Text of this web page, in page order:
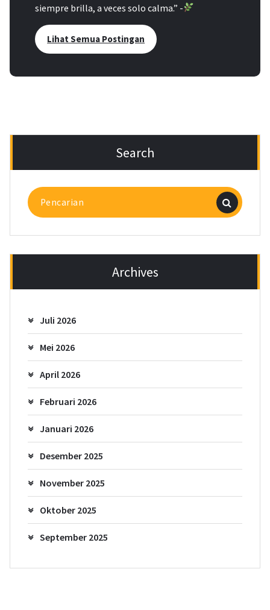
siempre brilla, a veces solo calma.” -
Lihat Semua Postingan
Search
Pencarian
untuk:
Archives
Juli 2026
Mei 2026
April 2026
Februari 2026
Januari 2026
Desember 2025
November 2025
Oktober 2025
September 2025